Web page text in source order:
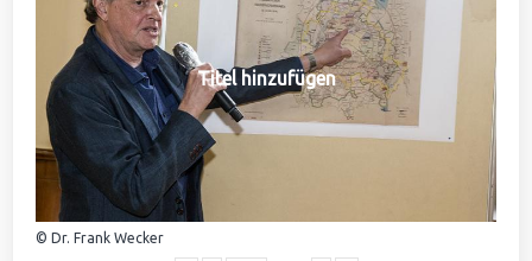
Titel hinzufügen
© Dr. Frank Wecker